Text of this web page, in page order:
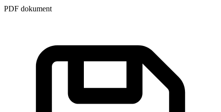
PDF dokument